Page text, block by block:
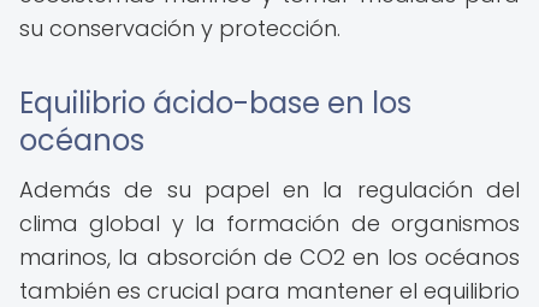
su conservación y protección.
Equilibrio ácido-base en los
océanos
Además de su papel en la regulación del
clima global y la formación de organismos
marinos, la absorción de CO2 en los océanos
también es crucial para mantener el equilibrio